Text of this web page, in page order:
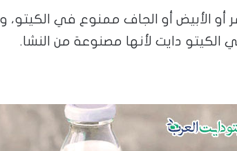
أو الأبيض أو الجاف ممنوع في الكيتو،
الكيتو دايت لأنها مصنوعة من النشا.